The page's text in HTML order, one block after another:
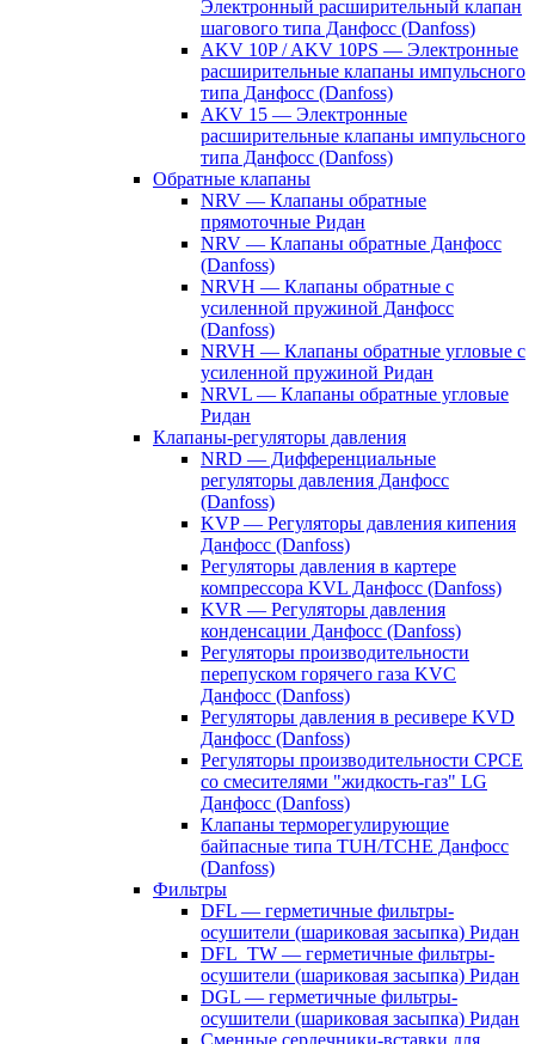
Электронный расширительный клапан
шагового типа Данфосс (Danfoss)
AKV 10P / AKV 10PS — Электронные
расширительные клапаны импульсного
типа Данфосс (Danfoss)
AKV 15 — Электронные
расширительные клапаны импульсного
типа Данфосс (Danfoss)
Обратные клапаны
NRV — Клапаны обратные
прямоточные Ридан
NRV — Клапаны обратные Данфосс
(Danfoss)
NRVH — Клапаны обратные с
усиленной пружиной Данфосс
(Danfoss)
NRVH — Клапаны обратные угловые с
усиленной пружиной Ридан
NRVL — Клапаны обратные угловые
Ридан
Клапаны-регуляторы давления
NRD — Дифференциальные
регуляторы давления Данфосс
(Danfoss)
KVP — Регуляторы давления кипения
Данфосс (Danfoss)
Регуляторы давления в картере
компрессора KVL Данфосс (Danfoss)
KVR — Регуляторы давления
конденсации Данфосс (Danfoss)
Регуляторы производительности
перепуском горячего газа KVC
Данфосс (Danfoss)
Регуляторы давления в ресивере KVD
Данфосс (Danfoss)
Регуляторы производительности CPCE
со смесителями "жидкость-газ" LG
Данфосс (Danfoss)
Клапаны терморегулирующие
байпасные типа TUH/TCHE Данфосс
(Danfoss)
Фильтры
DFL — герметичные фильтры-
осушители (шариковая засыпка) Ридан
DFL_TW — герметичные фильтры-
осушители (шариковая засыпка) Ридан
DGL — герметичные фильтры-
осушители (шариковая засыпка) Ридан
Сменные сердечники-вставки для